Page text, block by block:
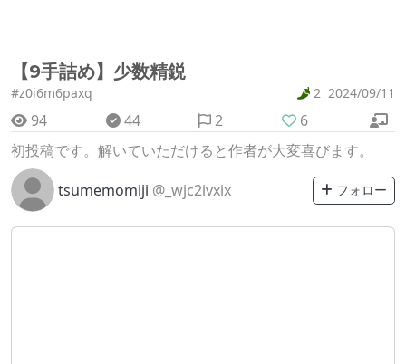
【9手詰め】少数精鋭
#z0i6m6paxq 2 2024/09/11
94 44 2
6
初投稿です。解いていただけると作者が大変喜びます。
tsumemomiji @_wjc2ivxix フォロー